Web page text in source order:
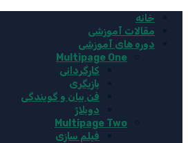
خانه
مقالات آموزشی
دوره های آموزشی
Multipage One
کارگردانی
بازیگری
فن بیان و گویندگی
دوبلاژ
Multipage Two
فیلم سازی